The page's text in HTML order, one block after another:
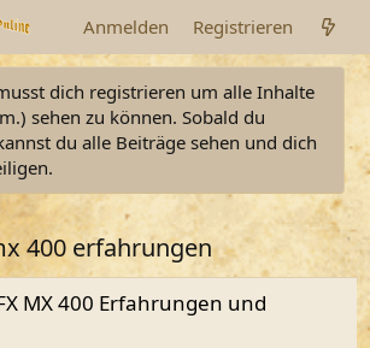
Anmelden Registrieren
dich registrieren um alle Inhalte
sehen zu können. Sobald du
du alle Beiträge sehen und dich
400 erfahrungen
MX 400 Erfahrungen und